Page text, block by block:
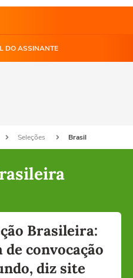
DO ASSINANTE
Seleções Brasil
Brasileira:
convocação
diz site